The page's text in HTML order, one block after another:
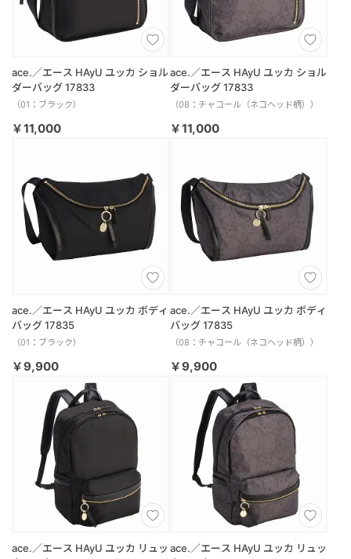
ace.／エース HAyU ユッカ ショル
ダーバッグ 17833
（01：ブラック）
￥11,000
ace.／エース HAyU ユッカ ショル
ダーバッグ 17833
（08：チャコール（ネコヘッド柄））
￥11,000
ace.／エース HAyU ユッカ ボディ
バッグ 17835
（01：ブラック）
￥9,900
ace.／エース HAyU ユッカ ボディ
バッグ 17835
（08：チャコール（ネコヘッド柄））
￥9,900
ace.／エース HAyU ユッカ リュッ
ace.／エース HAyU ユッカ リュッ